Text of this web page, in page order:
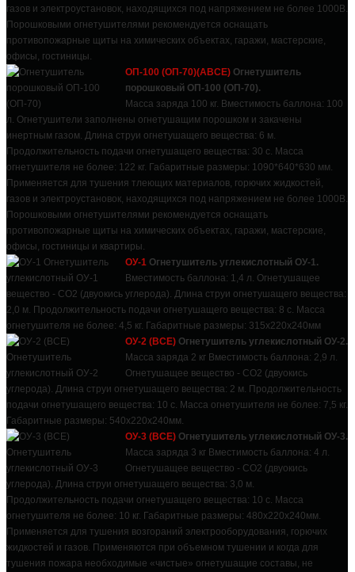
газов и электроустановок, находящихся под напряжением не более 1000В.
Порошковыми огнетушителями рекомендуется оснащать
противопожарные щиты на химических объектах, гаражи, мастерские,
офисы, гостиницы.
ОП-100 (ОП-70)(ABCE) Огнетушитель
порошковый ОП-100 (ОП-70).
Масса заряда 100 кг. Вместимость баллона: 100
л. Огнетушители заполнены огнетушащим порошком и закачены
инертным газом. Длина струи огнетушащего вещества: 6 м.
Продолжительность подачи огнетушащего вещества: 30 с. Масса
огнетушителя не более: 122 кг. Габаритные размеры: 1090*640*630 мм.
Применяется для тушения тлеющих материалов, горючих жидкостей,
газов и электроустановок, находящихся под напряжением не более 1000В.
Порошковыми огнетушителями рекомендуется оснащать
противопожарные щиты на химических объектах, гаражи, мастерские,
офисы, гостиницы и квартиры.
ОУ-1 Огнетушитель углекислотный ОУ-1.
Вместимость баллона: 1,4 л. Огнетушащее
вещество - СО2 (двуокись углерода). Длина струи огнетушащего вещества:
2,0 м. Продолжительность подачи огнетушащего вещества: 8 с. Масса
огнетушителя не более: 4,5 кг. Габаритные размеры: 315х220х240мм
ОУ-2 (ВСЕ) Огнетушитель углекислотный ОУ-2.
Масса заряда 2 кг Вместимость баллона: 2,9 л.
Огнетушащее вещество - СО2 (двуокись
углерода). Длина струи огнетушащего вещества: 2 м. Продолжительность
подачи огнетушащего вещества: 10 с. Масса огнетушителя не более: 7,5 кг.
Габаритные размеры: 540х220х240мм.
ОУ-3 (ВСЕ) Огнетушитель углекислотный ОУ-3.
Масса заряда 3 кг Вместимость баллона: 4 л.
Огнетушащее вещество - СО2 (двуокись
углерода). Длина струи огнетушащего вещества: 3,0 м.
Продолжительность подачи огнетушащего вещества: 10 с. Масса
огнетушителя не более: 10 кг. Габаритные размеры: 480х220х240мм.
Применяется для тушения возгораний электрооборудования, горючих
жидкостей и газов. Применяются при объемном тушении и когда для
тушения пожара необходимые «чистые» огнетушащие составы, не